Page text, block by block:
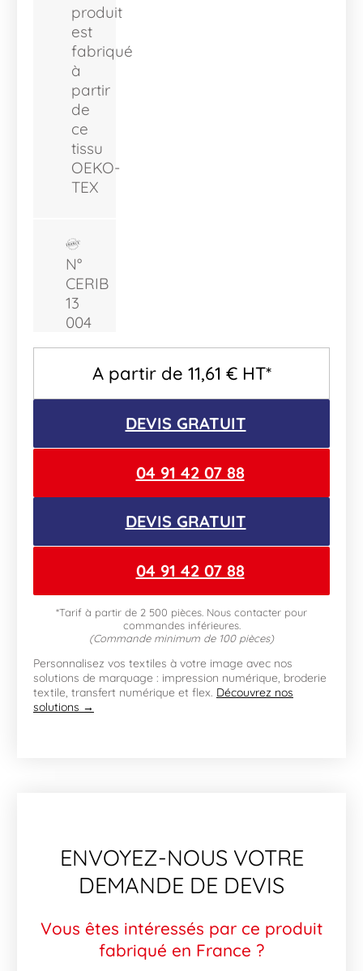
produit
est
fabriqué
à
partir
de
ce
tissu
OEKO-
TEX
N°
CERIB
13
004
A partir de 11,61 €HT*
DEVIS GRATUIT
04 91 42 07 88
DEVIS GRATUIT
04 91 42 07 88
*Tarif à partir de 2 500 pièces. Nous contacter pour
commandes inférieures.
(Commande minimum de 100 pièces)
Personnalisez vos textiles à votre image avec nos
solutions de marquage : impression numérique, broderie
textile, transfert numérique et flex. Découvrez nos
solutions →
ENVOYEZ-NOUS VOTRE
DEMANDE DE DEVIS
Vous êtes intéressés par ce produit
fabriqué en France ?